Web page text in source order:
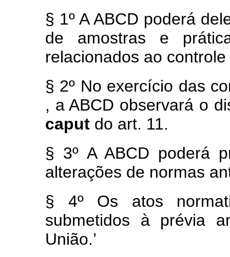
§ 1º A ABCD poderá
de amostras e
relacionados ao
§ 2º No exercício das
, a ABCD observará o
caput do art. 11.
§ 3º A ABCD poderá
alterações de normas
§ 4º Os atos
submetidos à prévia
União.’